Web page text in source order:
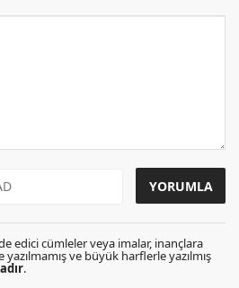
edici cümleler veya imalar, inançlara
yazılmamış ve büyük harflerle yazılmış
.